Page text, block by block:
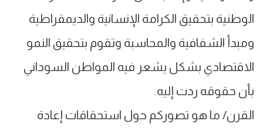
الوطنية بتحقيق الكرامة الإنسانية والديمقراطية
ومبدأ الشفافية والمحاسبة وتقوم بتحقيق النمو
الاقتصادي بشكل يشعر فيه المواطن السوداني
بأن حقوقه ردت إليه.
القرن/ ما هو تصوركم حول استحقاقات إعادة